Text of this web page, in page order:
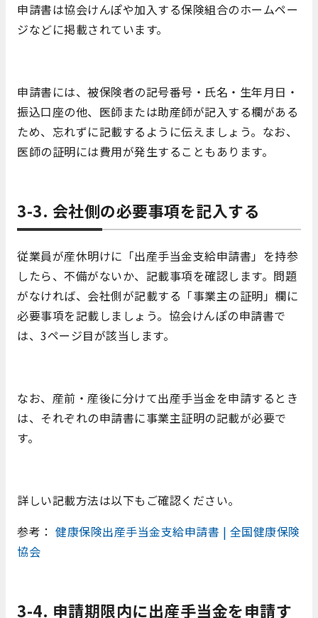
申請書は協会けんぽや加入する保険組合のホームペー
ジなどに掲載されています。
申請書には、被保険者の記号番号・氏名・生年月日・
振込口座の他、医師または助産師が記入する欄がある
ため、忘れずに記載するように伝えましょう。なお、
医師の証明には費用が発生することもあります。
3-3. 会社側の必要事項を記入する
従業員が産休明けに「出産手当金支給申請書」を持参
したら、不備がないか、記載事項を確認します。問題
がなければ、会社側が記載する「事業主の証明」欄に
必要事項を記載しましょう。協会けんぽの申請書で
は、3ページ目が該当します。
なお、産前・産後に分けて出産手当金を申請するとき
は、それぞれの申請書に事業主証明の記載が必要で
す。
詳しい記載方法は以下もご確認ください。
参考： 健康保険出産手当金支給申請書 | 全国健康保険
協会
3-4. 申請期限内に出産手当金を申請す